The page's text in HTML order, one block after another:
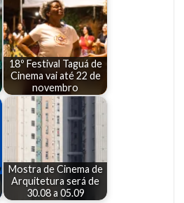
18º Festival Taguá de
Cinema vai até 22 de
novembro
Mostra de Cinema de
Arquitetura será de
30.08 a 05.09